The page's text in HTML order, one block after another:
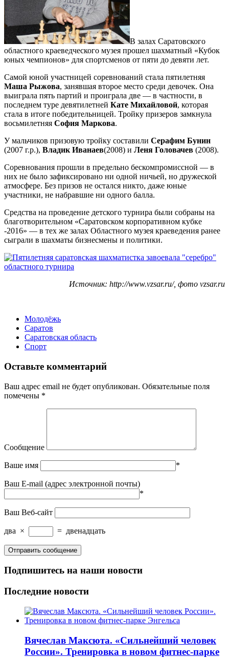
В залах Саратовского
областного краеведческого музея прошел шахматный «Кубок
юных чемпионов» для спортсменов от пяти до девяти лет.
Самой юной участницей соревнований стала пятилетняя
Маша Рыжова, занявшая второе место среди девочек. Она
выиграла пять партий и проиграла две — в частности, в
последнем туре девятилетней Кате Михайловой, которая
стала в итоге победительницей. Тройку призеров замкнула
восьмилетняя София Маркова.
У мальчиков призовую тройку составили Серафим Бунин
(2007 г.р.), Владик Иванаев(2008) и Леня Головачев (2008).
Соревнования прошли в предельно бескомпромиссной — в
них не было зафиксировано ни одной ничьей, но дружеской
атмосфере. Без призов не остался никто, даже юные
участники, не набравшие ни одного балла.
Средства на проведение детского турнира были собраны на
благотворительном «Саратовском корпоративном кубке
-2016» — в тех же залах Областного музея краеведения ранее
сыграли в шахматы бизнесмены и политики.
Источник: http://www.vzsar.ru/, фото vzsar.ru
Молодёжь
Саратов
Саратовская область
Спорт
Оставьте комментарий
Ваш адрес email не будет опубликован. Обязательные поля
помечены *
Сообщение
Ваше имя *
Ваш E-mail (адрес электронной почты)
*
Ваш Веб-сайт
два × = двенадцать
Подпишитесь на наши новости
Последние новости
Вячеслав Максюта. «Сильнейший человек
России». Тренировка в новом фитнес-парке